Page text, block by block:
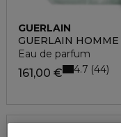
GUERLAIN
GUERLAIN HOMME
Eau de parfum
161,00 € 4.7 44